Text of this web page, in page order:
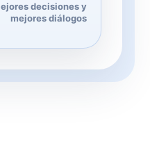
decisiones y
mejores diálogos